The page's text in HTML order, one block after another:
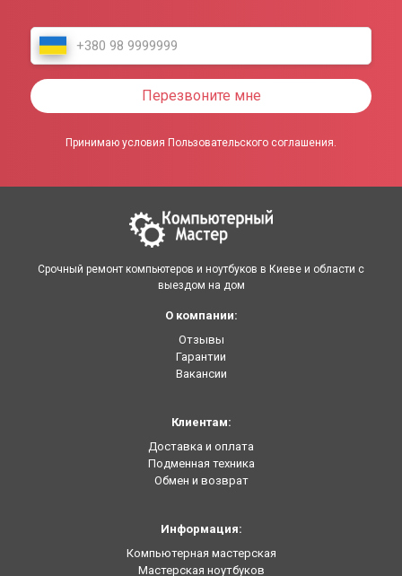
Перезвоните мне
Принимаю условия Пользовательского соглашения.
Срочный ремонт компьютеров и ноутбуков в Киеве и области с
выездом на дом
О компании:
Отзывы
Гарантии
Вакансии
Клиентам:
Доставка и оплата
Подменная техника
Обмен и возврат
Информация:
Компьютерная мастерская
Мастерская ноутбуков